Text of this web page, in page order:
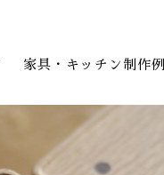
家具・キッチン制作例